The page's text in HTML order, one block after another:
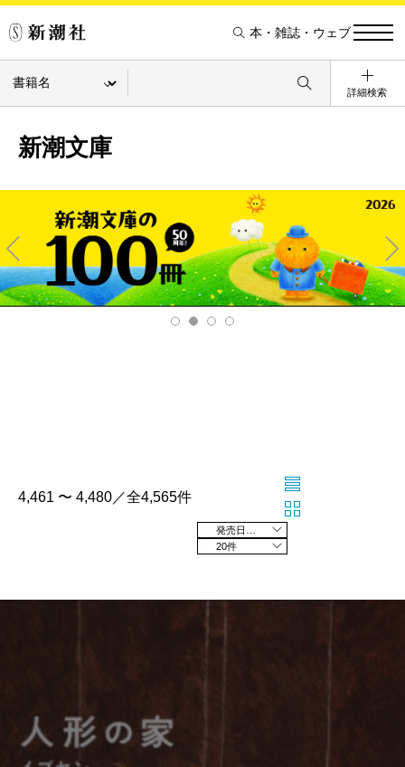
本・雑誌・ウェブ
詳細検索
新潮文庫
Pre
v
Ne
xt
4,461 〜 4,480／全4,565件
20件